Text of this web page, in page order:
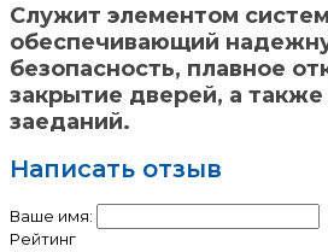
Служит элементом
обеспечивающий
безопасность, плавное
закрытие дверей, а
заеданий.
Написать отзыв
Ваше имя:
Рейтинг